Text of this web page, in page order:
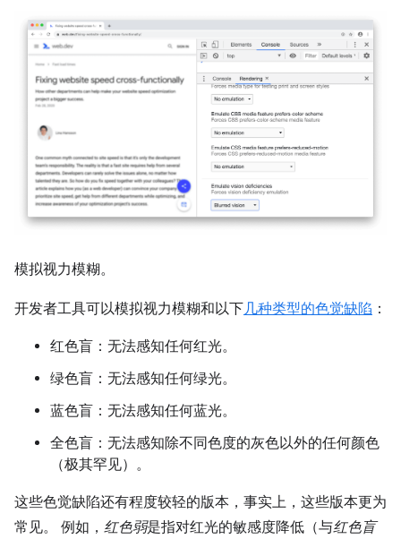
模拟视力模糊。
开发者工具可以模拟视力模糊和以下几种类型的色觉缺陷 ：
红色盲：无法感知任何红光。
绿色盲：无法感知任何绿光。
蓝色盲：无法感知任何蓝光。
全色盲：无法感知除不同色度的灰色以外的任何颜色
（极其罕见）。
这些色觉缺陷还有程度较轻的版本，事实上，这些版本更为
常见。 例如， 红色弱是指对红光的敏感度降低（与红色盲